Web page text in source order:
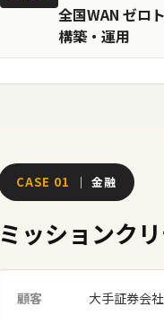
全国WAN ゼロ
構築・運用
CASE 01 ｜ 金融
ミッションク
顧客 大手証券会